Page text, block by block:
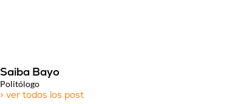
Saiba Bayo
Politólogo
> ver todos los post